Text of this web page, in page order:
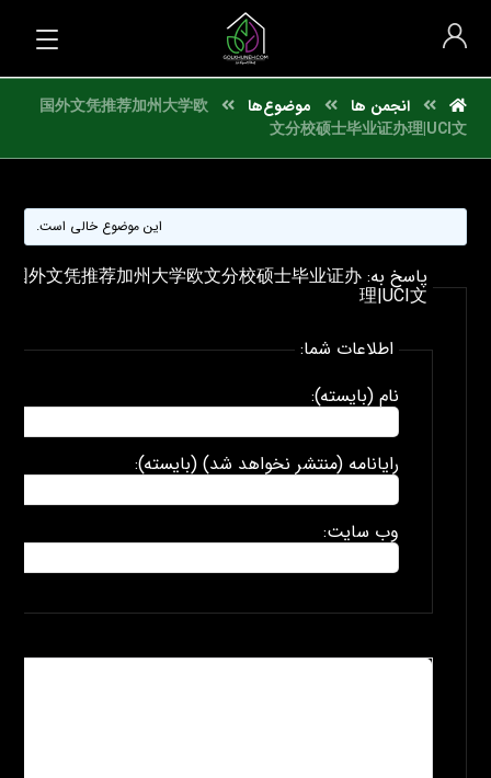
انجمن ها موضوع‌ها
国外文凭推荐加州大学欧
文分校硕士毕业证办理|UCI文
این موضوع خالی است.
پاسخ به: 国外文凭推荐加州大学欧文分校硕士毕业证办
理|UCI文
اطلاعات شما:
نام (بایسته):
رایانامه (منتشر نخواهد شد) (بایسته):
وب سایت: